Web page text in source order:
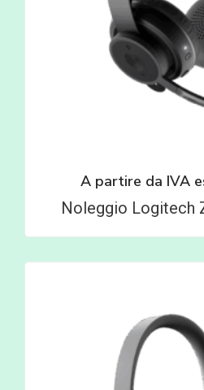
A partire da IVA
Noleggio Logitech